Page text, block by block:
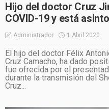
Hijo del doctor Cruz
COVID-19 y está
Administrador 1 Abril 2020
El hijo del doctor Félix
Cruz Camacho, ha dado
fue ofrecida por el
durante la transmisión del
Cruz...